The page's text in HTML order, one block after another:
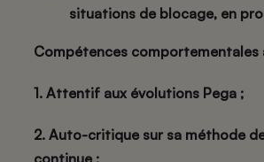
situations de blocage, en
Compétences comportementales
1. Attentif aux évolutions Pega ;
2. Auto-critique sur sa méthode